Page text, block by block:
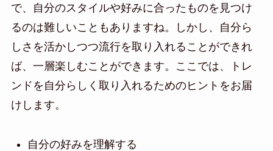
で、自分のスタイルや好みに合ったものを見つけ
るのは難しいこともありますね。しかし、自分ら
しさを活かしつつ流行を取り入れることができれ
ば、一層楽しむことができます。ここでは、トレ
ンドを自分らしく取り入れるためのヒントをお届
けします。
自分の好みを理解する